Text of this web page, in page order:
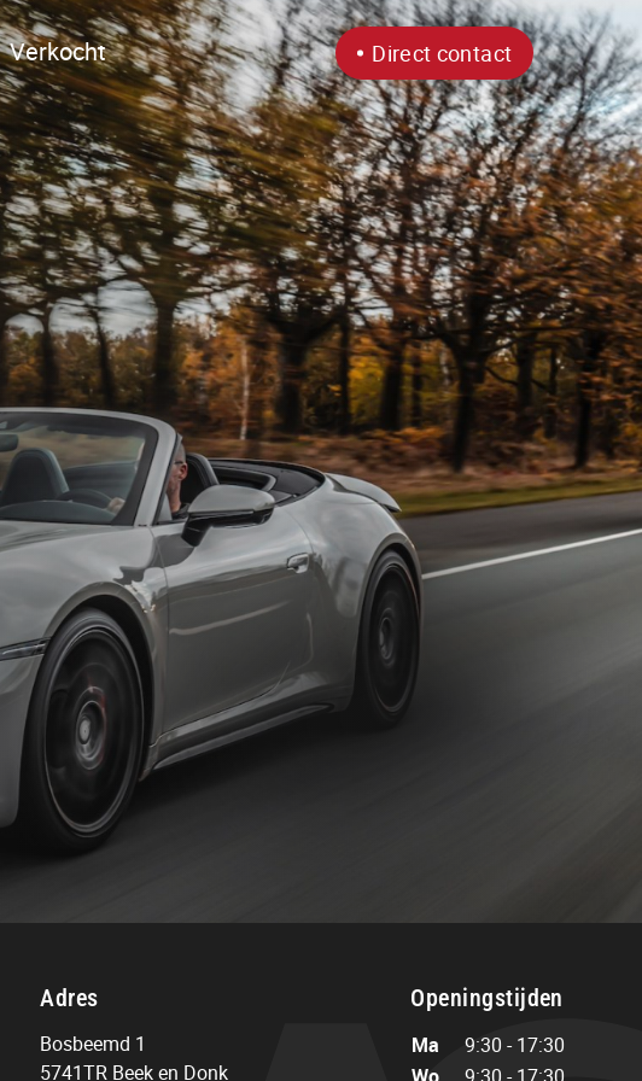
Verkocht Direct contact
Openingstijden
Ma
9:30 - 17:30
Wo
9:30 - 17:30
Do
9:30 - 17:30
Vr
9:30 - 17:30
Za
Adres
Bosbeemd 1
5741TR Beek en Donk
Openingstijden
Ma
9:30 - 17:30